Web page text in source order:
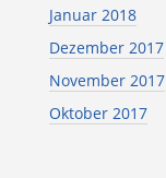
Januar 2018
Dezember 2017
November 2017
Oktober 2017